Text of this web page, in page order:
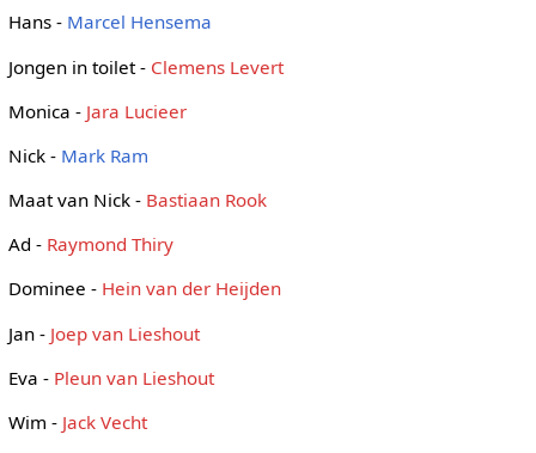
Hans - Marcel Hensema
Jongen in toilet - Clemens Levert
Monica - Jara Lucieer
Nick - Mark Ram
Maat van Nick - Bastiaan Rook
Ad - Raymond Thiry
Dominee - Hein van der Heijden
Jan - Joep van Lieshout
Eva - Pleun van Lieshout
Wim - Jack Vecht